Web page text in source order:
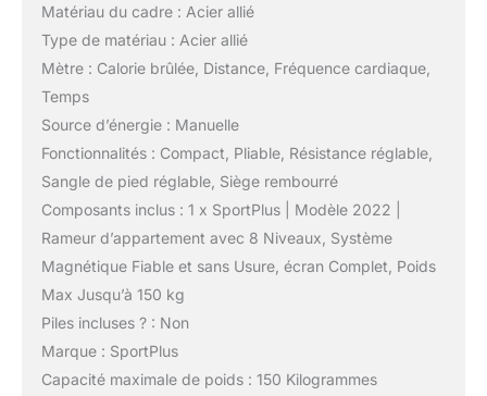
Matériau du cadre : Acier allié
Type de matériau : Acier allié
Mètre : Calorie brûlée, Distance, Fréquence cardiaque,
Temps
Source d’énergie : Manuelle
Fonctionnalités : Compact, Pliable, Résistance réglable,
Sangle de pied réglable, Siège rembourré
Composants inclus : 1 x SportPlus | Modèle 2022 |
Rameur d’appartement avec 8 Niveaux, Système
Magnétique Fiable et sans Usure, écran Complet, Poids
Max Jusqu’à 150 kg
Piles incluses ? : Non
Marque : SportPlus
Capacité maximale de poids : 150 Kilogrammes